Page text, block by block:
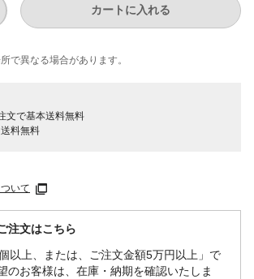
カートに入れる
で​異なる​場合が​あります。
文で基本送料無料
料無料
いて
注文はこちら
以上、または、ご注文金額5万円以上」で
のお客様は、在庫・納期を確認いたしま